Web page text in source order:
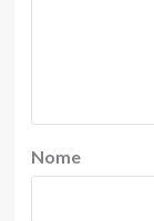
Nome